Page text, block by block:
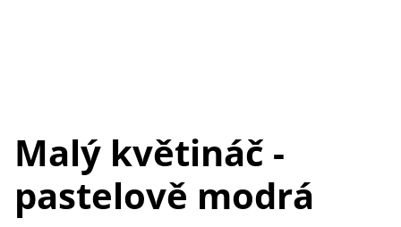
Malý květináč -
pastelově modrá